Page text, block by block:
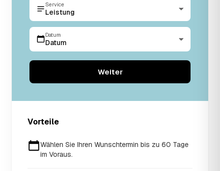
Service
Leistung
Datum
Datum
Weiter
Vorteile
Wählen Sie Ihren Wunschtermin bis zu 60 Tage
im Voraus.